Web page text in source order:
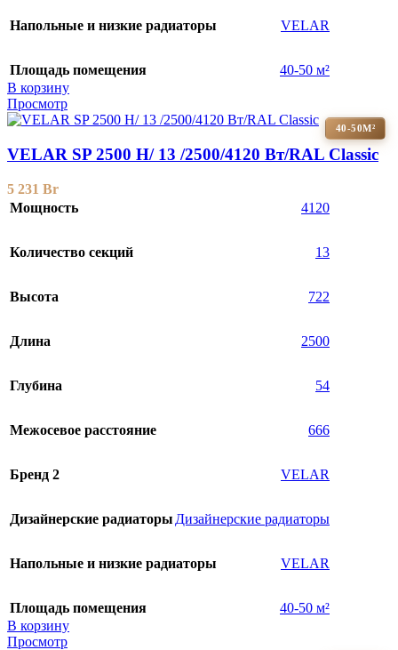
Напольные и низкие радиаторы VELAR
Площадь помещения
40-50 м²
В корзину
Просмотр
40-50М²
VELAR SP 2500 H/ 13 /2500/4120 Вт/RAL Classic
5 231 Br
Мощность
4120
Количество секций 13
Высота 722
Длина 2500
Глубина 54
Межосевое расстояние 666
Бренд 2 VELAR
Дизайнерские радиаторы Дизайнерские радиаторы
Напольные и низкие радиаторы VELAR
Площадь помещения
40-50 м²
В корзину
Просмотр